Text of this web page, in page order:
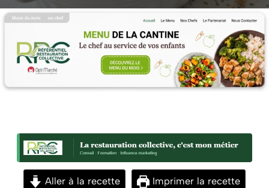
Aller à la recette Imprimer la recette